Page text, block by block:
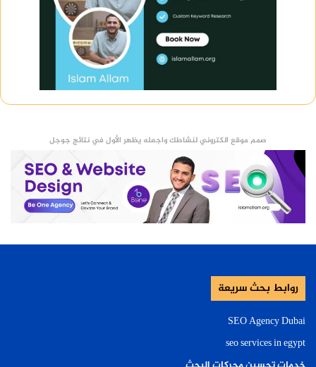
صمم موقع الكتروني لنشاطك واجعله يظهر الأول في نتائج جوجل
روابط بحث سريعة
SEO Agency Dubai
seo services in egypt